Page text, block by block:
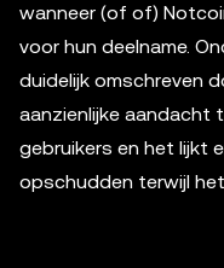
wanneer (of of)
voor hun deelname.
duidelijk omschreven
aanzienlijke aandacht
gebruikers en het lijkt
opschudden terwijl